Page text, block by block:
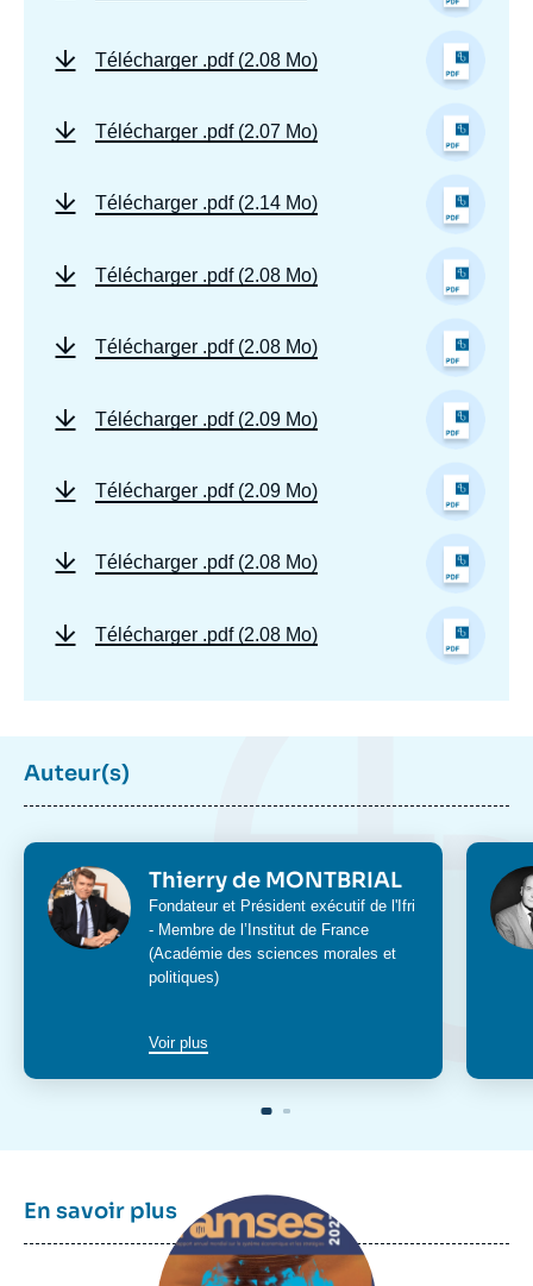
Télécharger .pdf (2.08 Mo)
Télécharger .pdf (2.07 Mo)
Télécharger .pdf (2.14 Mo)
Télécharger .pdf (2.08 Mo)
Télécharger .pdf (2.08 Mo)
Télécharger .pdf (2.09 Mo)
Télécharger .pdf (2.09 Mo)
Télécharger .pdf (2.08 Mo)
Télécharger .pdf (2.08 Mo)
Auteur(s)
Photo Thierry de MONTBRIAL
Intitulé
du
poste
Fondateur et Président exécutif de l'Ifri
- Membre de l’Institut de France
(Académie des sciences morales et
politiques)
Voir plus
En savoir plusImage
principale